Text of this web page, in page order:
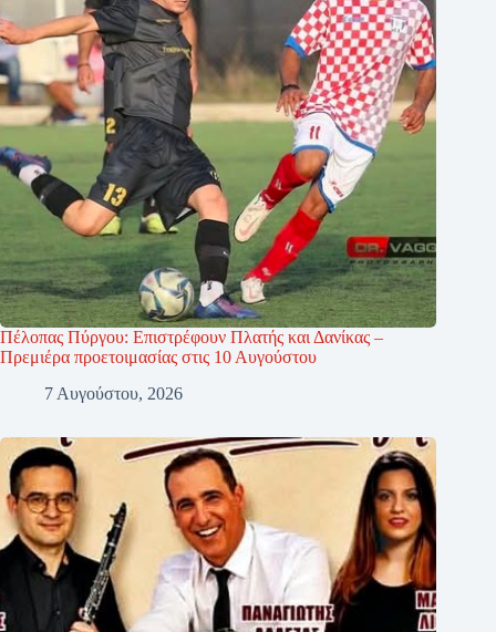
Πέλοπας Πύργου: Επιστρέφουν Πλατής και Δανίκας –
Πρεμιέρα προετοιμασίας στις 10 Αυγούστου
7 Αυγούστου, 2026